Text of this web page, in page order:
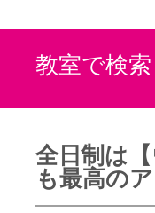
教室で検索
全日制は
も最高の